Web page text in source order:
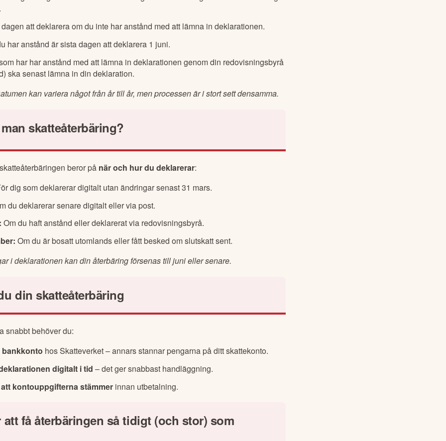
att deklarera om du inte har anstånd med att lämna in deklarationen.
har anstånd är sista dagen att deklarera 1 juni.
har har anstånd med att lämna in deklarationen genom din redovisningsbyrå
ska senast lämna in din deklaration.
kan variera något från år till år, men processen är i stort sett densamma.
skatteåterbäring?
beror på när och hur du deklarerar:
dig som deklarerar digitalt utan ändringar senast 31 mars.
du deklarerar senare digitalt eller via post.
Om du haft anstånd eller deklarerat via redovisningsbyrå.
Om du är bosatt utomlands eller fått besked om slutskatt sent.
i deklarationen kan din återbäring försenas till juni eller senare.
din skatteåterbäring
snabbt behöver du:
hos Skatteverket – annars stannar pengarna på ditt skattekonto.
digitalt i tid – det ger snabbast handläggning.
kontouppgifterna stämmer innan utbetalning.
att få återbäringen så tidigt (och stor) som